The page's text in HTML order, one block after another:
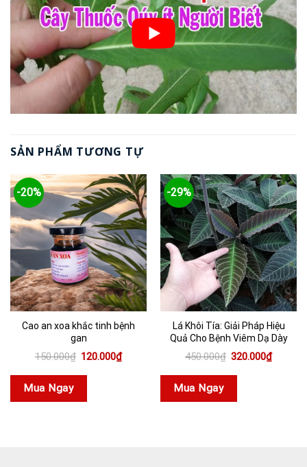
SẢN PHẨM TƯƠNG TỰ
-20%
Cao an xoa khắc tinh bệnh
gan
150.000₫ Giá
là:
120.000₫Giá
hiện
Mua Ngay
-29%
Lá Khôi Tía: Giải Pháp Hiệu
Quả Cho Bệnh Viêm Dạ Dày
450.000₫ Giá
là:
320.000₫Giá
hiện
Mua Ngay